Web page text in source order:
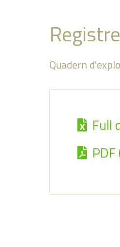
Quadern
Full